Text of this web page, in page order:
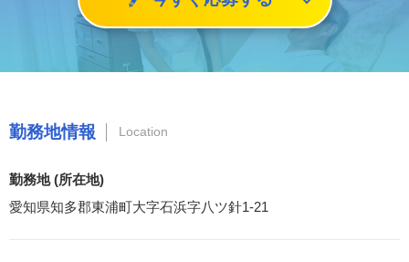
勤務地情報 Location
勤務地 (所在地)
愛知県知多郡東浦町大字石浜字八ツ針1-21